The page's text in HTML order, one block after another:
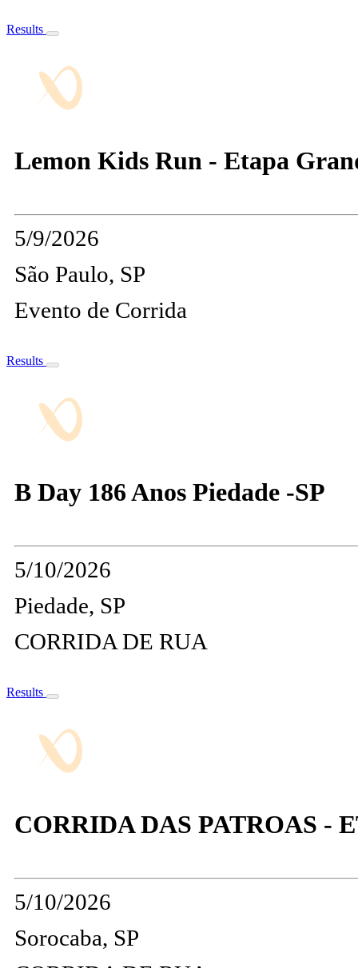
Results
Lemon Kids Run - Etapa
5/9/2026
São Paulo, SP
Evento de Corrida
Results
B Day 186 Anos Piedade -SP
5/10/2026
Piedade, SP
CORRIDA DE RUA
Results
CORRIDA DAS PATROAS -
5/10/2026
Sorocaba, SP